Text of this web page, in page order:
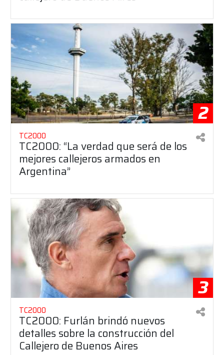
2
TC2000
TC2000: “La verdad que será de los
mejores callejeros armados en
Argentina”
3
TC2000
TC2000: Furlán brindó nuevos
detalles sobre la construcción del
Callejero de Buenos Aires